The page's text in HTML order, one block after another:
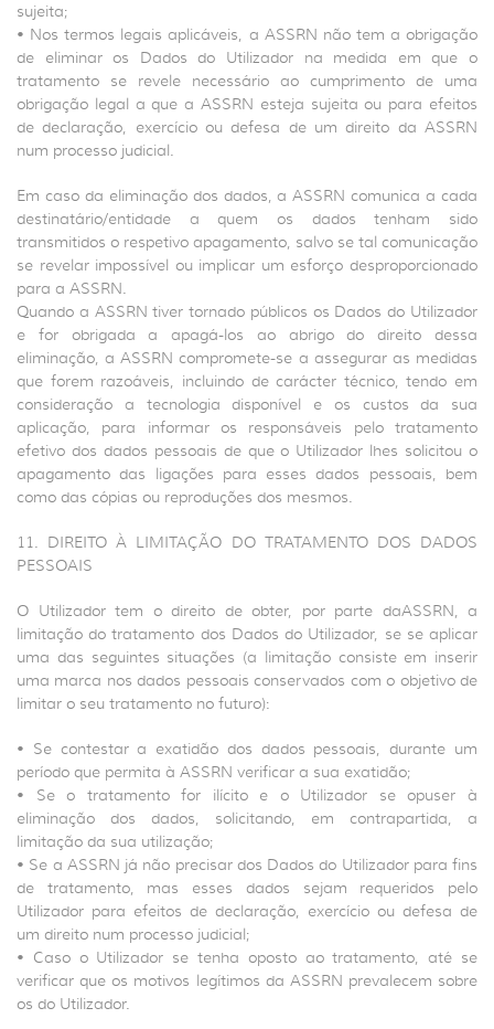
sujeita;
• Nos termos legais aplicáveis, a ASSRN não tem a obrigação
de eliminar os Dados do Utilizador na medida em que o
tratamento se revele necessário ao cumprimento de uma
obrigação legal a que a ASSRN esteja sujeita ou para efeitos
de declaração, exercício ou defesa de um direito da ASSRN
num processo judicial.
Em caso da eliminação dos dados, a ASSRN comunica a cada
destinatário/entidade a quem os dados tenham sido
transmitidos o respetivo apagamento, salvo se tal comunicação
se revelar impossível ou implicar um esforço desproporcionado
para a ASSRN.
Quando a ASSRN tiver tornado públicos os Dados do Utilizador
e for obrigada a apagá-los ao abrigo do direito dessa
eliminação, a ASSRN compromete-se a assegurar as medidas
que forem razoáveis, incluindo de carácter técnico, tendo em
consideração a tecnologia disponível e os custos da sua
aplicação, para informar os responsáveis pelo tratamento
efetivo dos dados pessoais de que o Utilizador lhes solicitou o
apagamento das ligações para esses dados pessoais, bem
como das cópias ou reproduções dos mesmos.
11. DIREITO À LIMITAÇÃO DO TRATAMENTO DOS DADOS
PESSOAIS
O Utilizador tem o direito de obter, por parte daASSRN, a
limitação do tratamento dos Dados do Utilizador, se se aplicar
uma das seguintes situações (a limitação consiste em inserir
uma marca nos dados pessoais conservados com o objetivo de
limitar o seu tratamento no futuro):
• Se contestar a exatidão dos dados pessoais, durante um
período que permita à ASSRN verificar a sua exatidão;
• Se o tratamento for ilícito e o Utilizador se opuser à
eliminação dos dados, solicitando, em contrapartida, a
limitação da sua utilização;
• Se a ASSRN já não precisar dos Dados do Utilizador para fins
de tratamento, mas esses dados sejam requeridos pelo
Utilizador para efeitos de declaração, exercício ou defesa de
um direito num processo judicial;
• Caso o Utilizador se tenha oposto ao tratamento, até se
verificar que os motivos legítimos da ASSRN prevalecem sobre
os do Utilizador.